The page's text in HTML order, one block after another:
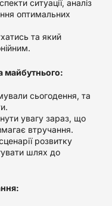
ситуації, аналіз
оптимальних
та який
майбутнього:
сьогодення, та
увагу зараз, що
втручання.
розвитку
шлях до